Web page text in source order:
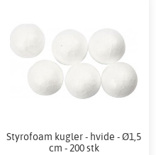
Styrofoam kugler - hvide - Ø1,5
cm - 200 stk